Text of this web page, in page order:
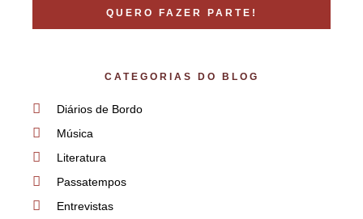
QUERO FAZER PARTE!
CATEGORIAS DO BLOG
Diários de Bordo
Música
Literatura
Passatempos
Entrevistas